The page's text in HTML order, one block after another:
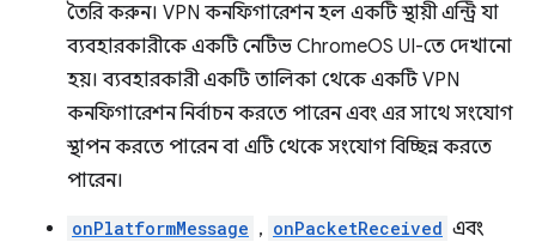
তৈরি করুন। VPN কনফিগারেশন হল একটি স্থায়ী এন্ট্রি যা
ব্যবহারকারীকে একটি নেটিভ ChromeOS UI-তে দেখানো
হয়। ব্যবহারকারী একটি তালিকা থেকে একটি VPN
কনফিগারেশন নির্বাচন করতে পারেন এবং এর সাথে সংযোগ
স্থাপন করতে পারেন বা এটি থেকে সংযোগ বিচ্ছিন্ন করতে
পারেন।
onPlatformMessage , onPacketReceived এবং